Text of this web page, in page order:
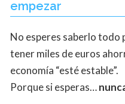
empezar
No esperes saberlo todo
tener miles de euros
economía “esté estable”.
Porque si esperas…